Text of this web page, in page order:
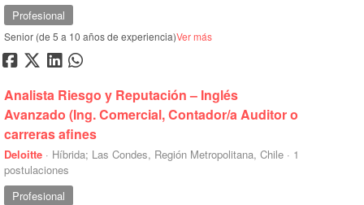
Profesional
Senior (de 5 a 10 años de experiencia)Ver más
Analista Riesgo y Reputación – Inglés
Avanzado (Ing. Comercial, Contador/a Auditor o
carreras afines
Deloitte · Híbrida; Las Condes, Región Metropolitana, Chile · 1
postulaciones
Profesional